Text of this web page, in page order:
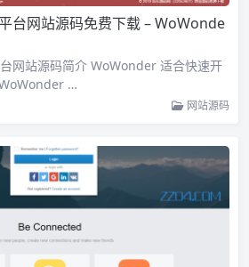
台网站源码免费下载 – WoWonde
网站源码简介 WoWonder 适合快速开
…
网站源码